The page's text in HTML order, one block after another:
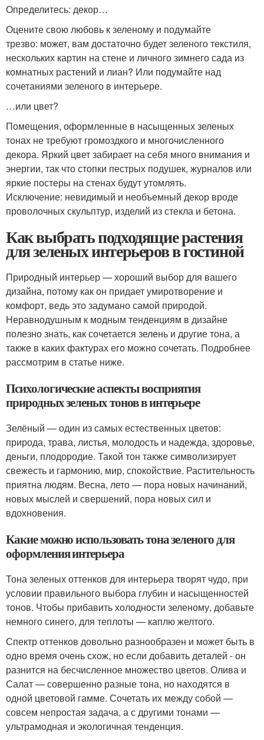
Определитесь: декор…
Оцените свою любовь к зеленому и подумайте
трезво: может, вам достаточно будет зеленого текстиля,
нескольких картин на стене и личного зимнего сада из
комнатных растений и лиан? Или подумайте над
сочетаниями зеленого в интерьере.
…или цвет?
Помещения, оформленные в насыщенных зеленых
тонах не требуют громоздкого и многочисленного
декора. Яркий цвет забирает на себя много внимания и
энергии, так что стопки пестрых подушек, журналов или
яркие постеры на стенах будут утомлять.
Исключение: невидимый и необъемный декор вроде
проволочных скульптур, изделий из стекла и бетона.
Как выбрать подходящие растения
для зеленых интерьеров в гостиной
Природный интерьер — хороший выбор для вашего
дизайна, потому как он придает умиротворение и
комфорт, ведь это задумано самой природой.
Неравнодушным к модным тенденциям в дизайне
полезно знать, как сочетается зелень и другие тона, а
также в каких фактурах его можно сочетать. Подробнее
рассмотрим в статье ниже.
Психологические аспекты восприятия
природных зеленых тонов в интерьере
Зелёный — один из самых естественных цветов:
природа, трава, листья, молодость и надежда, здоровье,
деньги, плодородие. Такой тон также символизирует
свежесть и гармонию, мир, спокойствие. Растительность
приятна людям. Весна, лето — пора новых начинаний,
новых мыслей и свершений, пора новых сил и
вдохновения.
Какие можно использовать тона зеленого для
оформления интерьера
Тона зеленых оттенков для интерьера творят чудо, при
условии правильного выбора глубин и насыщенностей
тонов. Чтобы прибавить холодности зеленому, добавьте
немного синего, для теплоты — каплю желтого.
Спектр оттенков довольно разнообразен и может быть в
одно время очень схож, но если добавить деталей - он
разнится на бесчисленное множество цветов. Олива и
Салат — совершенно разные тона, но находятся в
одной цветовой гамме. Сочетать их между собой —
совсем непростая задача, а с другими тонами —
ультрамодная и экологичная тенденция.